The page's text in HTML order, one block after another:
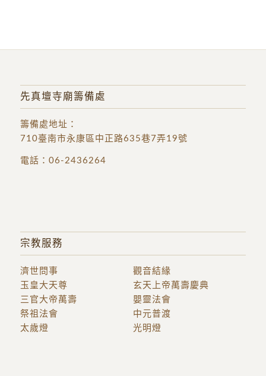
先真壇寺廟籌備處
籌備處地址 ：
710臺南市永康區中正路635巷7弄19號
電話： 06-2436264
宗教服務
濟世問事
觀音結緣
玉皇大天尊
三官大帝萬壽
玄天上帝萬壽慶典
嬰靈法會
祭祖法會
中元普渡
太歲燈
光明燈